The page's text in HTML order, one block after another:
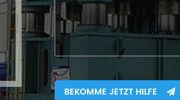
BEKOMME JETZT HILFE